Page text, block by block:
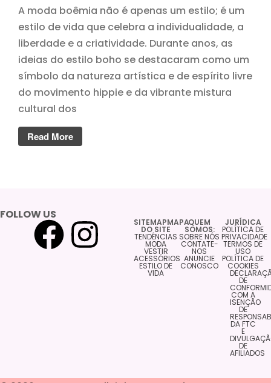
A moda boêmia não é apenas um estilo; é um
estilo de vida que celebra a individualidade, a
liberdade e a criatividade. Durante anos, as
ideias do estilo boho se destacaram como um
símbolo da natureza artística e de espírito livre
do movimento hippie e da vibrante mistura
cultural dos
Read More
FOLLOW US
SITEMAPMAPA
DO SITE
TENDÊNCIAS
MODA
VESTIR
ACESSÓRIOS
ESTILO DE
VIDA
QUEM
SOMOS:
SOBRE NÓS
CONTATE-
NOS
ANUNCIE
CONOSCO
JURÍDICA
POLÍTICA DE
PRIVACIDADE
TERMOS DE
USO
POLÍTICA DE
COOKIES
DE
COM A
ISENÇÃO
DE
DA FTC
E
DE
AFILIADOS